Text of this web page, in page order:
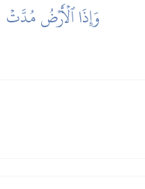
وَإِذَا ٱلۡأَرۡضُ مُدَّتۡ